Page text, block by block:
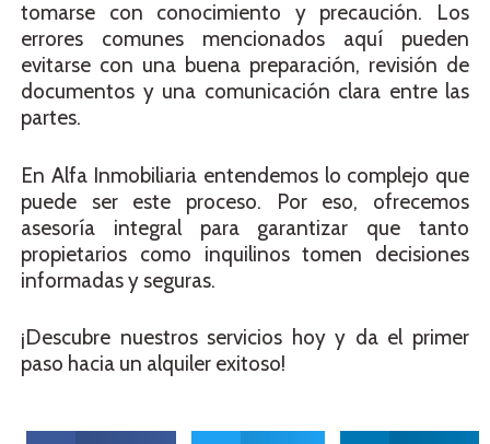
tomarse con conocimiento y precaución. Los
errores comunes mencionados aquí pueden
evitarse con una buena preparación, revisión de
documentos y una comunicación clara entre las
partes.
En Alfa Inmobiliaria entendemos lo complejo que
puede ser este proceso. Por eso, ofrecemos
asesoría integral para garantizar que tanto
propietarios como inquilinos tomen decisiones
informadas y seguras.
¡Descubre nuestros servicios hoy y da el primer
paso hacia un alquiler exitoso!